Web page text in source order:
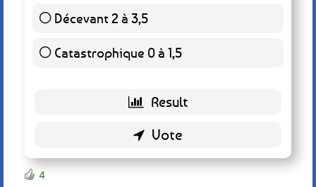
Décevant 2 à 3,5
Catastrophique 0 à 1,5
4